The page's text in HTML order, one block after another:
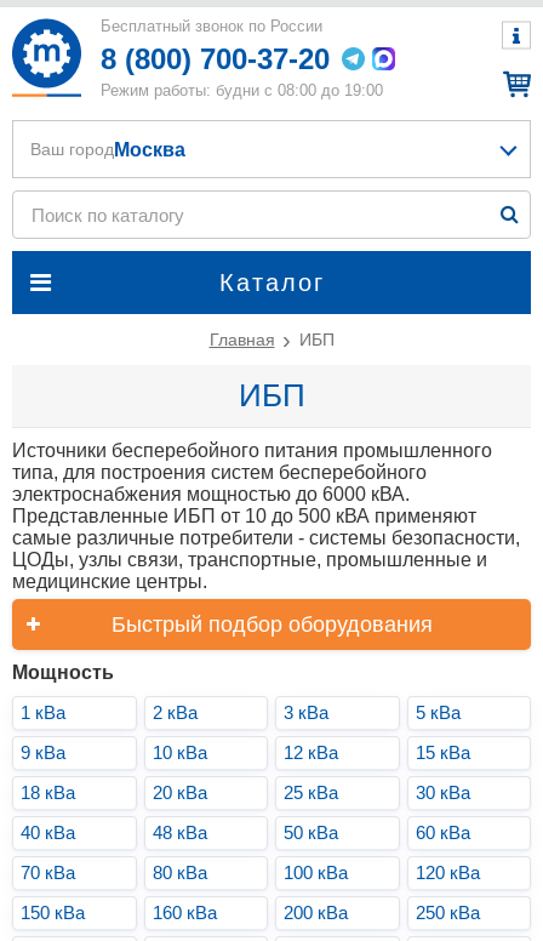
Бесплатный звонок по России
8 (800) 700-37-20
Режим работы: будни с 08:00 до 19:00
Каталог
Ваш город Москва
Главная ИБП
ИБП
Источники бесперебойного питания промышленного
типа, для построения систем бесперебойного
электроснабжения мощностью до 6000 кВА.
Представленные ИБП от 10 до 500 кВА применяют
самые различные потребители - системы безопасности,
ЦОДы, узлы связи, транспортные, промышленные и
медицинские центры.
Быстрый подбор оборудования
Мощность
1 кВа
2 кВа 3 кВа
5 кВа
9 кВа
10 кВа 12 кВа
15 кВа
18 кВа
20 кВа 25 кВа
30 кВа
40 кВа
48 кВа 50 кВа
60 кВа
70 кВа
80 кВа 100 кВа
120 кВа
150 кВа
160 кВа 200 кВа
250 кВа